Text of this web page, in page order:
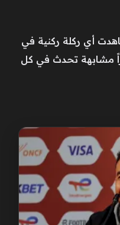
أي ركلة ركنية في
مشابهة تحدث في كل